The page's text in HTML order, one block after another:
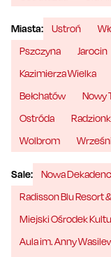
Miasta: Ustroń
Pszczyna
Jarocin
Kazimierza Wielka
Bełchatów
Nowy
Ostróda
Wolbrom
Sale:
Nowa
Radisson Blu Resort
Miejski Ośrodek
Aula im. Anny